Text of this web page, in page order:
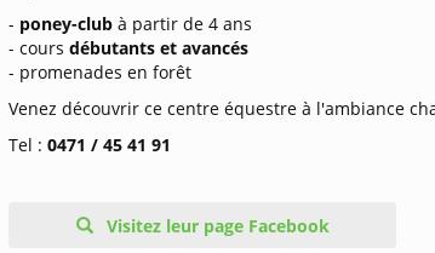
- poney-clubà partir de 4 ans
- coursdébutants et avancés
- promenades en forêt
Venez découvrir ce centre équestre à l'ambiance
Tel :0471 / 45 41 91
Visitez leur page Facebook